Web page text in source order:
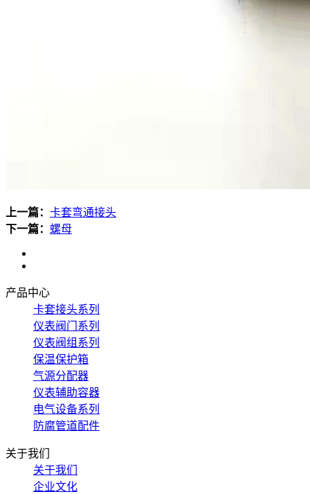
上一篇： 卡套弯通接头
下一篇： 螺母
产品中心
卡套接头系列
仪表阀门系列
仪表阀组系列
保温保护箱
气源分配器
仪表辅助容器
电气设备系列
防腐管道配件
关于我们
关于我们
企业文化